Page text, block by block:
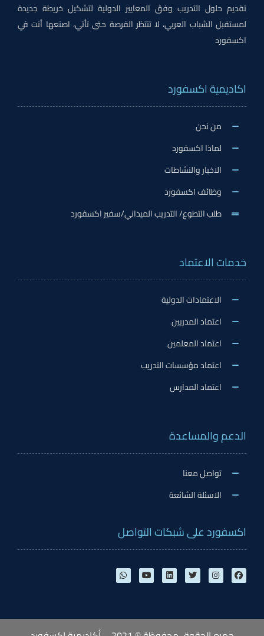
تقديم حلول التدريب وفق المعايير الدولية لتشكيل خريطة جديدة
لمستقبل الشباب العربي، لا تنتظر الفرصة حتى تأتي، اصنعها أنت في
اكسفورد
اكاديمية اكسفورد
من نحن
لماذا اكسفورد
الاخبار والنشاطات
وظائف اكسفورد
طلب التطوع/ التدريب الميداني/سفير اكسفورد
خدمات الاعتماد
الاعتمادات الدولية
اعتماد المدربين
اعتماد المعلمين
اعتماد مؤسسات التدريب
اعتماد المدارس
الدعم والمساعدة
تواصل معنا
الاسئلة الشائعة
اكسفورد على شبكات التواصل